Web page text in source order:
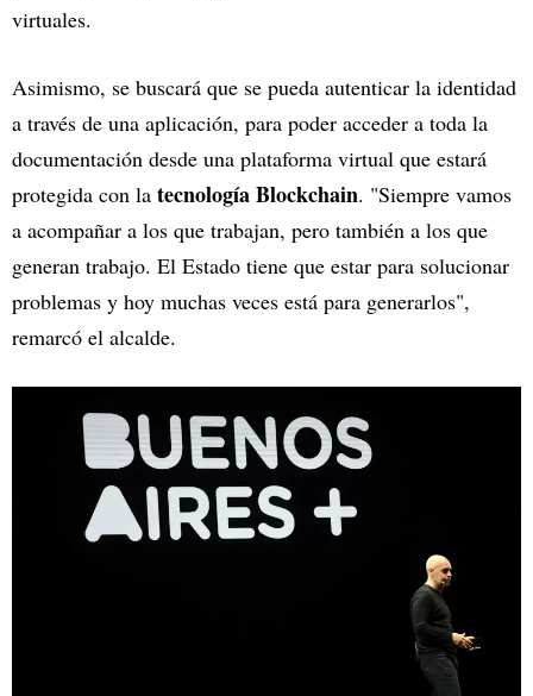
virtuales.
Asimismo, se buscará que se pueda autenticar la identidad
a través de una aplicación, para poder acceder a toda la
documentación desde una plataforma virtual que estará
protegida con la tecnología Blockchain. "Siempre vamos
a acompañar a los que trabajan, pero también a los que
generan trabajo. El Estado tiene que estar para solucionar
problemas y hoy muchas veces está para generarlos",
remarcó el alcalde.